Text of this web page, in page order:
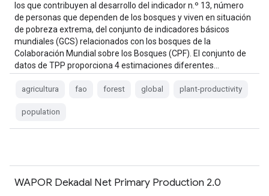
los que contribuyen al desarrollo del indicador n.º 13, número
de personas que dependen de los bosques y viven en situación
de pobreza extrema, del conjunto de indicadores básicos
mundiales (GCS) relacionados con los bosques de la
Colaboración Mundial sobre los Bosques (CPF). El conjunto de
datos de TPP proporciona 4 estimaciones diferentes…
agricultura fao forest global plant-productivity
population
WAPOR Dekadal Net Primary Production 2.0